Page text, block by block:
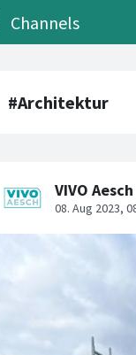
Channels
#Architektur